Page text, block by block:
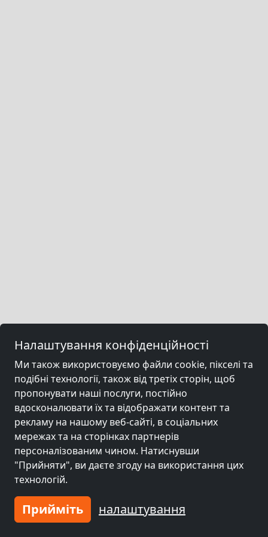
Налаштування конфіденційності
Ми також використовуємо файли cookie, пікселі та
подібні технології, також від третіх сторін, щоб
пропонувати наші послуги, постійно
вдосконалювати їх та відображати контент та
рекламу на нашому веб-сайті, в соціальних
мережах та на сторінках партнерів
персоналізованим чином. Натиснувши
"Прийняти", ви даєте згоду на використання цих
технологій.
Прийміть налаштування